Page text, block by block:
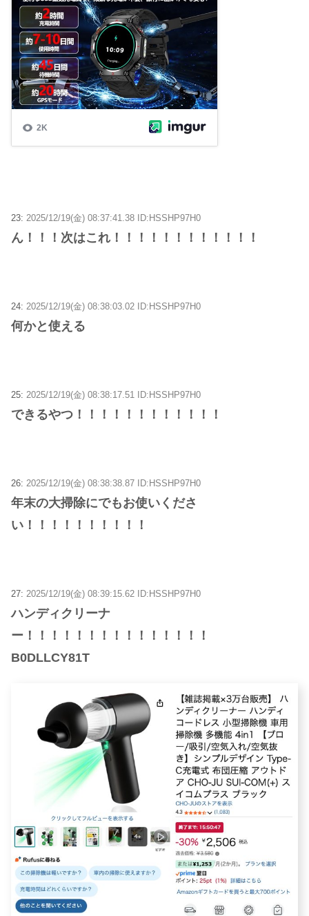
23: 2025/12/19(金) 08:37:41.38 ID:HSSHP97H0
ん！！！次はこれ！！！！！！！！！！！！
24: 2025/12/19(金) 08:38:03.02 ID:HSSHP97H0
何かと使える
25: 2025/12/19(金) 08:38:17.51 ID:HSSHP97H0
できるやつ！！！！！！！！！！！！
26: 2025/12/19(金) 08:38:38.87 ID:HSSHP97H0
年末の大掃除にでもお使いくださ
い！！！！！！！！！！
27: 2025/12/19(金) 08:39:15.62 ID:HSSHP97H0
ハンディクリーナ
ー！！！！！！！！！！！！！！！
B0DLLCY81T